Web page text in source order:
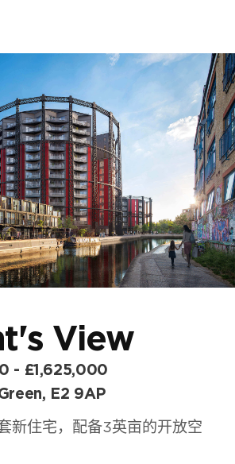
目
闻
View
- £1,625,000
E2 9AP
新住宅，配备3英亩的开放空